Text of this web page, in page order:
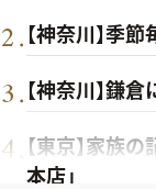
エクラプレミ
通販ランキン
エクラプレミ
from編集部
インフォメー
プレゼント
2 . 【神奈川】季
3 . 【神奈川】鎌
4
【東京】家族
本店」